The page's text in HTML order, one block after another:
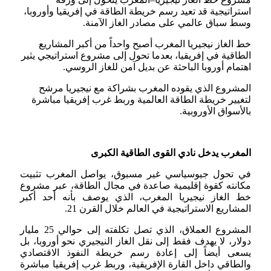
استراتيجية قد تعيد رسم خريطة الطاقة في إفريقيا وأوروبا،
وسط سباق عالمي على مصادر الغاز الآمنة.
خط الغاز نيجيريا المغرب أصبح واحداً من أكبر المشاريع
الطاقية في إفريقيا، بعدما تحول إلى مشروع استراتيجي يثير
اهتمام أوروبا الباحثة عن بديل آمن للغاز الروسي.
المشروع الذي يقوده المغرب بشراكة مع نيجيريا مرشح
لتغيير خريطة الطاقة العالمية وربط غرب إفريقيا مباشرة
بالأسواق الأوروبية.
المغرب يدخل نادي القوى الطاقية الكبرى
في تحول جيوسياسي غير مسبوق، يواصل المغرب تثبيت
مكانته كقوة إقليمية صاعدة في مجال الطاقة، عبر مشروع
خط الغاز نيجيريا المغرب، الذي يوصف بأنه أحد أكبر
المشاريع الاستراتيجية في العالم خلال القرن 21.
المشروع العملاق، الذي تصل تكلفته إلى حوالي 25 مليار
دولار، لا يهدف فقط إلى نقل الغاز النيجيري نحو أوروبا، بل
يسعى أيضاً إلى إعادة رسم خريطة النفوذ الاقتصادي
والطاقي داخل القارة الإفريقية، وربط غرب إفريقيا مباشرة